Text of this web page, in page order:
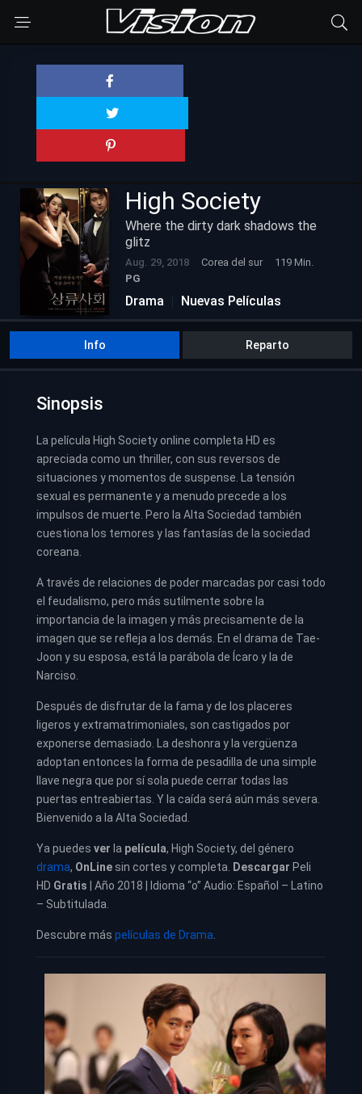
High Society
Where the dirty dark shadows the
glitz
Aug. 29, 2018 Corea del sur
119 Min.
PG
Drama Nuevas Películas
Info Reparto
Sinopsis
La película High Society online completa HD es
apreciada como un thriller, con sus reversos de
situaciones y momentos de suspense. La tensión
sexual es permanente y a menudo precede a los
impulsos de muerte. Pero la Alta Sociedad también
cuestiona los temores y las fantasías de la sociedad
coreana.
A través de relaciones de poder marcadas por casi todo
el feudalismo, pero más sutilmente sobre la
importancia de la imagen y más precisamente de la
imagen que se refleja a los demás. En el drama de Tae-
Joon y su esposa, está la parábola de Ícaro y la de
Narciso.
Después de disfrutar de la fama y de los placeres
ligeros y extramatrimoniales, son castigados por
exponerse demasiado. La deshonra y la vergüenza
adoptan entonces la forma de pesadilla de una simple
llave negra que por sí sola puede cerrar todas las
puertas entreabiertas. Y la caída será aún más severa.
Bienvenido a la Alta Sociedad.
Ya puedes ver la película, High Society, del género
drama, OnLine sin cortes y completa. Descargar Peli
HD Gratis | Año 2018 | Idioma “o” Audio: Español – Latino
– Subtitulada.
Descubre más películas de Drama.